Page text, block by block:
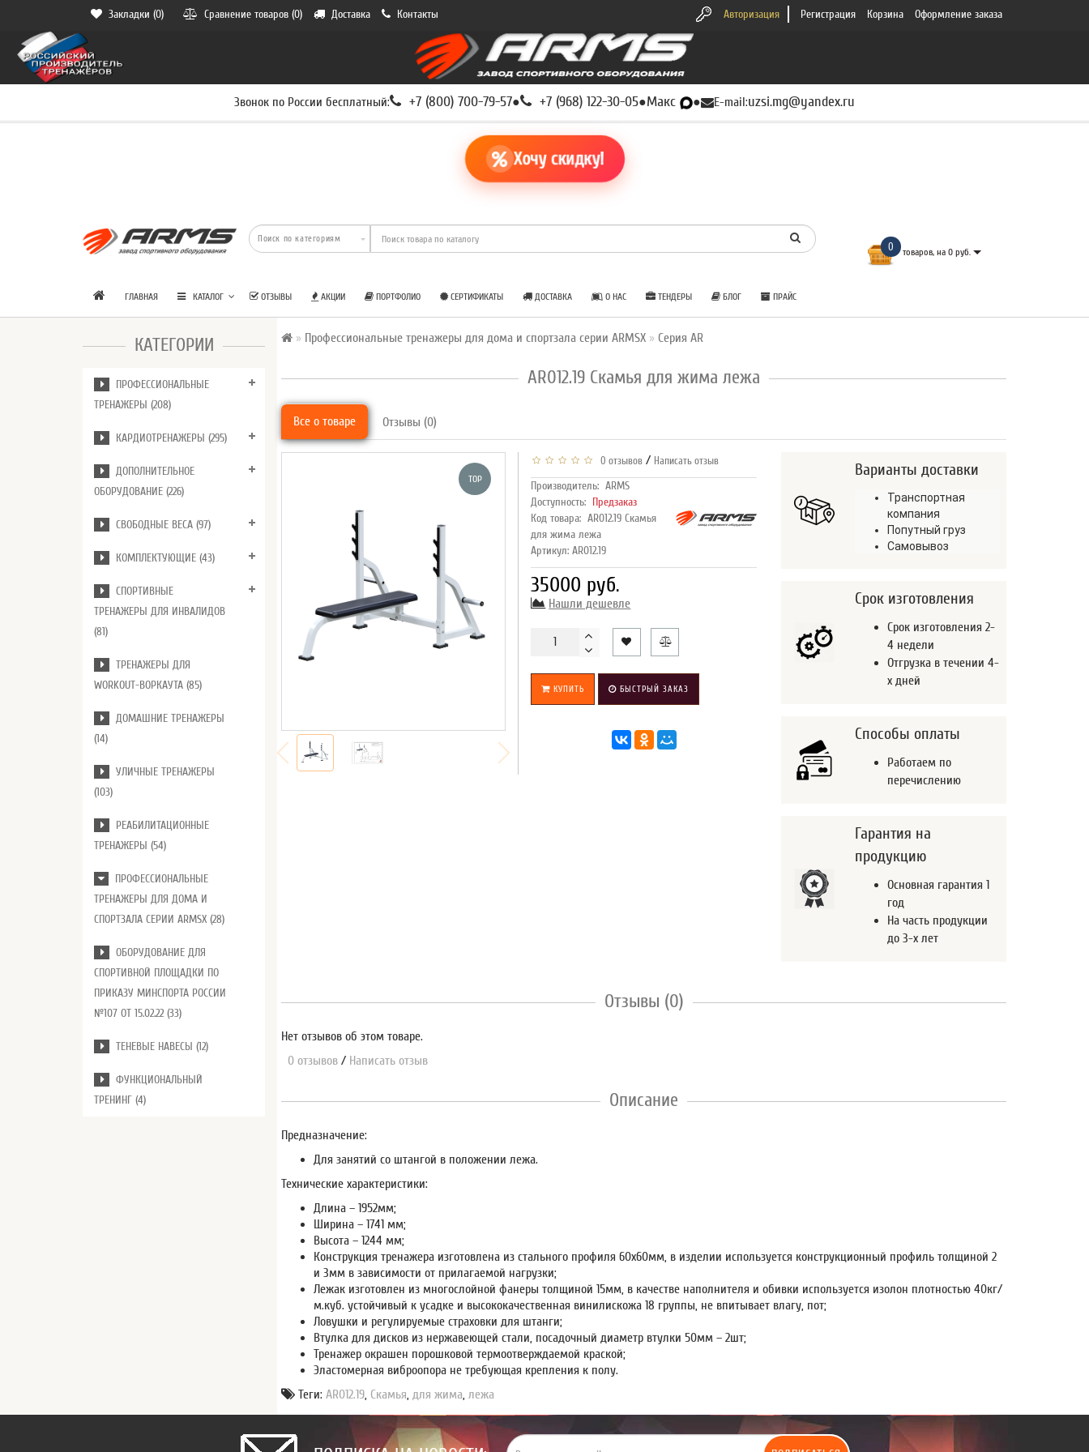
Закладки (0) Сравнение товаров (0) Доставка Контакты Авторизация Регистрация Корзина Оформление заказа
Звонок по России бесплатный: +7 (800) 700-79-57● +7 (968) 122-30-05●Макс ● E-mail:uzsi.mg@yandex.ru
Хочу скидку!
0 товаров, на 0 руб.
ГЛАВНАЯ КАТАЛОГ ОТЗЫВЫ АКЦИИ ПОРТФОЛИО СЕРТИФИКАТЫ ДОСТАВКА О НАС ТЕНДЕРЫ БЛОГ ПРАЙС
КАТЕГОРИИ
ПРОФЕССИОНАЛЬНЫЕ
ТРЕНАЖЕРЫ (208)
КАРДИОТРЕНАЖЕРЫ (295)
ДОПОЛНИТЕЛЬНОЕ
ОБОРУДОВАНИЕ (226)
СВОБОДНЫЕ ВЕСА (97)
КОМПЛЕКТУЮЩИЕ (43)
СПОРТИВНЫЕ
ТРЕНАЖЕРЫ ДЛЯ ИНВАЛИДОВ
(81)
ТРЕНАЖЕРЫ ДЛЯ
WORKOUT-ВОРКАУТА (85)
ДОМАШНИЕ ТРЕНАЖЕРЫ
(14)
УЛИЧНЫЕ ТРЕНАЖЕРЫ
(103)
РЕАБИЛИТАЦИОННЫЕ
ТРЕНАЖЕРЫ (54)
ПРОФЕССИОНАЛЬНЫЕ
ТРЕНАЖЕРЫ ДЛЯ ДОМА И
СПОРТЗАЛА СЕРИИ ARMSX (28)
ОБОРУДОВАНИЕ ДЛЯ
СПОРТИВНОЙ ПЛОЩАДКИ ПО
ПРИКАЗУ МИНСПОРТА РОССИИ
№107 ОТ 15.02.22 (33)
ТЕНЕВЫЕ НАВЕСЫ (12)
ФУНКЦИОНАЛЬНЫЙ
ТРЕНИНГ (4)
Профессиональные тренажеры для дома и спортзала серии ARMSX Серия AR
AR012.19 Скамья для жима лежа
Все о товаре Отзывы (0)
TOP
0 отзывов / Написать отзыв
Производитель: ARMS
Доступность: Предзаказ
Код товара: AR012.19 Скамья
для жима лежа
Артикул: AR012.19
35000 руб.
Нашли дешевле
КУПИТЬ БЫСТРЫЙ ЗАКАЗ
Варианты доставки
Транспортная
компания
Попутный груз
Самовывоз
Срок изготовления
Срок изготовления 2-
4 недели
Отгрузка в течении 4-
х дней
Способы оплаты
Работаем по
перечислению
Гарантия на
продукцию
Основная гарантия 1
год
На часть продукции
до 3-х лет
Отзывы (0)
Нет отзывов об этом товаре.
0 отзывов / Написать отзыв
Описание
Предназначение:
Для занятий со штангой в положении лежа.
Технические характеристики:
Длина – 1952мм;
Ширина – 1741 мм;
Высота – 1244 мм;
Конструкция тренажера изготовлена из стального профиля 60х60мм, в изделии используется конструкционный профиль толщиной 2
и 3мм в зависимости от прилагаемой нагрузки;
Лежак изготовлен из многослойной фанеры толщиной 15мм, в качестве наполнителя и обивки используется изолон плотностью 40кг/
м.куб. устойчивый к усадке и высококачественная винилискожа 18 группы, не впитывает влагу, пот;
Ловушки и регулируемые страховки для штанги;
Втулка для дисков из нержавеющей стали, посадочный диаметр втулки 50мм – 2шт;
Тренажер окрашен порошковой термоотверждаемой краской;
Эластомерная виброопора не требующая крепления к полу.
Теги:AR012.19, Скамья,для жима,лежа